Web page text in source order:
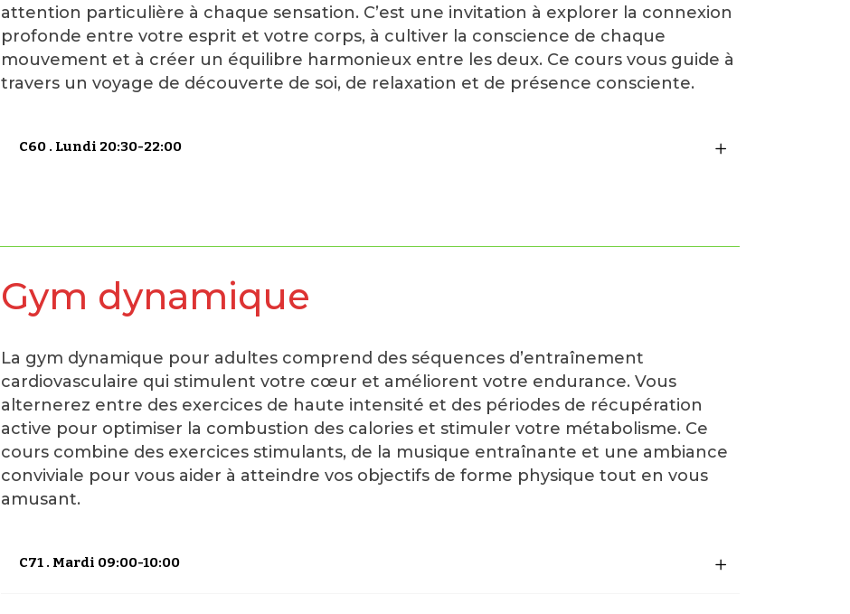
attention particulière à chaque sensation. C’est une invitation à explorer la connexion
profonde entre votre esprit et votre corps, à cultiver la conscience de chaque
mouvement et à créer un équilibre harmonieux entre les deux. Ce cours vous guide à
travers un voyage de découverte de soi, de relaxation et de présence consciente.
C60 . Lundi 20:30-22:00
Gym dynamique
La gym dynamique pour adultes comprend des séquences d’entraînement
cardiovasculaire qui stimulent votre cœur et améliorent votre endurance. Vous
alternerez entre des exercices de haute intensité et des périodes de récupération
active pour optimiser la combustion des calories et stimuler votre métabolisme. Ce
cours combine des exercices stimulants, de la musique entraînante et une ambiance
conviviale pour vous aider à atteindre vos objectifs de forme physique tout en vous
amusant.
C71 . Mardi 09:00-10:00